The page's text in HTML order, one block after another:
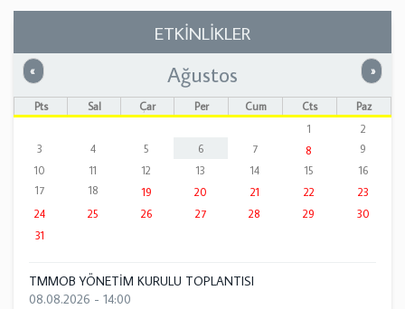
ETKİNLİKLER
« Önceki »
Ağustos
Pts Sal Çar Per Cum Cts
Paz
1
2
3
4 5 6 7 8
9
10
11 12 13 14 15
16
17
18 19 20 21 22
23
24
25 26 27 28 29
30
31
TMMOB YÖNETİM KURULU TOPLANTISI
08.08.2026 - 14:00